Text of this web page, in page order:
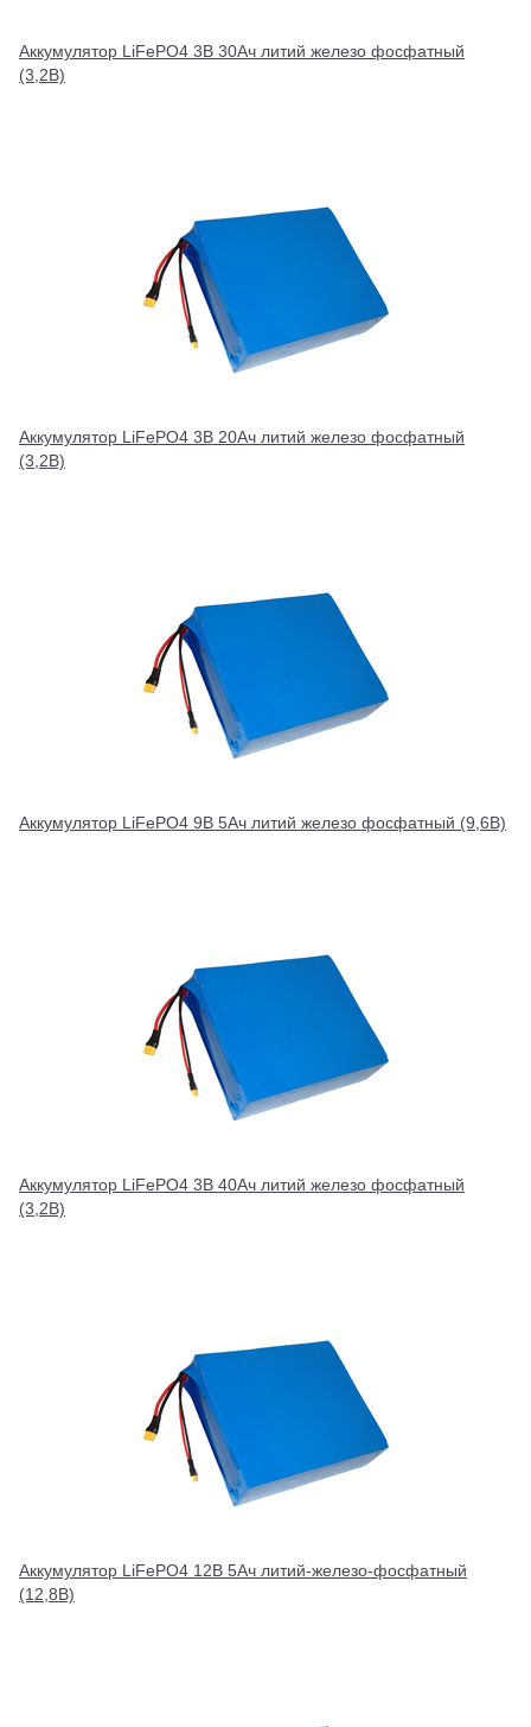
Аккумулятор LiFePO4 3В 30Ач литий железо фосфатный
(3,2В)
Аккумулятор LiFePO4 3В 20Ач литий железо фосфатный
(3,2В)
Аккумулятор LiFePO4 9В 5Ач литий железо фосфатный (9,6В)
Аккумулятор LiFePO4 3В 40Ач литий железо фосфатный
(3,2В)
Аккумулятор LiFePO4 12В 5Ач литий-железо-фосфатный
(12,8В)